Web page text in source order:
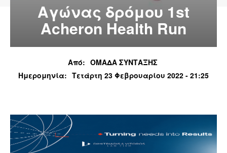
Αγώνας δρόμου 1st
Acheron Health Run
Από: ΟΜΑΔΑ ΣΥΝΤΑΞΗΣ
Ημερομηνία: Τετάρτη 23 Φεβρουαρίου 2022 - 21:25